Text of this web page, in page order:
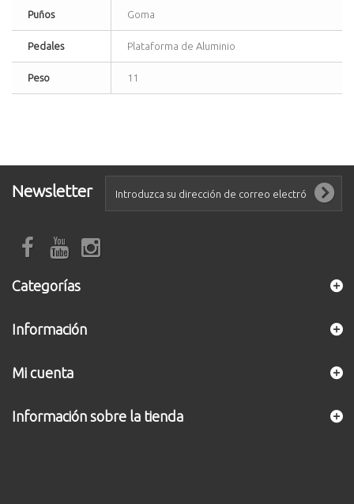
Puños Goma
Pedales Plataforma de Aluminio
Peso 11
Newsletter
Categorías
Información
Mi cuenta
Información sobre la tienda